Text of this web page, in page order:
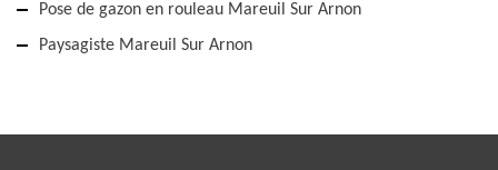
Pose de gazon en rouleau Mareuil Sur Arnon
Paysagiste Mareuil Sur Arnon